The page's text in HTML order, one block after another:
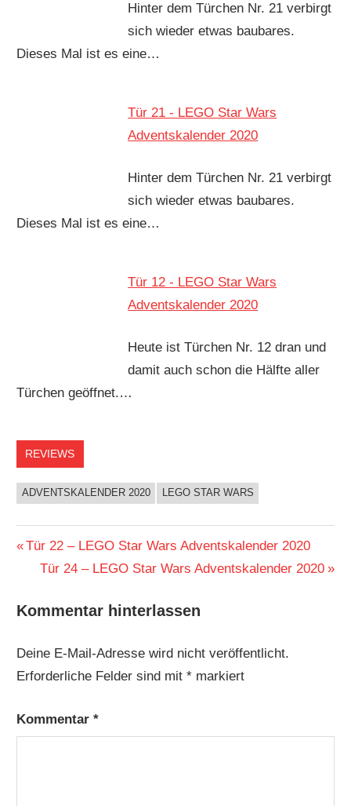
Hinter dem Türchen Nr. 21 verbirgt
sich wieder etwas baubares.
Dieses Mal ist es eine…
Tür 21 - LEGO Star Wars
Adventskalender 2020
Hinter dem Türchen Nr. 21 verbirgt
sich wieder etwas baubares.
Dieses Mal ist es eine…
Tür 12 - LEGO Star Wars
Adventskalender 2020
Heute ist Türchen Nr. 12 dran und
damit auch schon die Hälfte aller
Türchen geöffnet.…
REVIEWS
ADVENTSKALENDER 2020 LEGO STAR WARS
Beitragsnavigation
Vorheriger
Beitrag:
Tür 22 – LEGO Star Wars Adventskalender 2020
Nächster
Tür 24 – LEGO Star Wars Adventskalender 2020
Kommentar hinterlassen
Deine E-Mail-Adresse wird nicht veröffentlicht.
Erforderliche Felder sind mit* markiert
Kommentar*